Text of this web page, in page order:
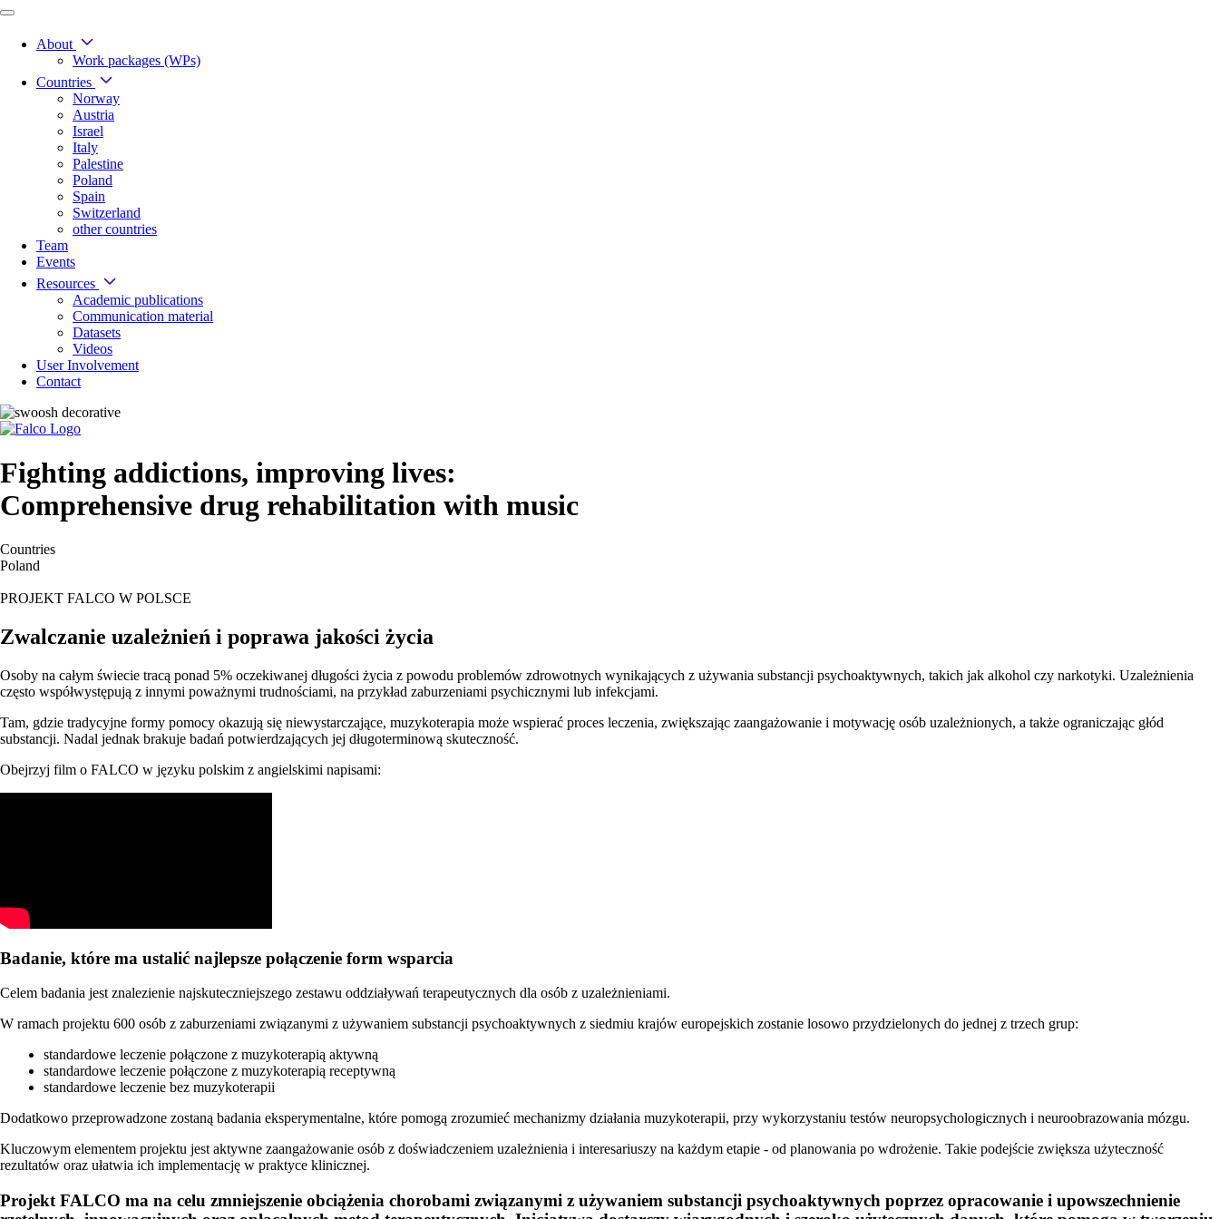
About
Work packages (WPs)
Countries
Norway
Austria
Israel
Italy
Palestine
Poland
Spain
Switzerland
other countries
Team
Events
Resources
Academic publications
Communication material
Datasets
Videos
User Involvement
Contact
Fighting addictions, improving lives:
Comprehensive drug rehabilitation with music
Countries
Poland
PROJEKT FALCO W POLSCE
Zwalczanie uzależnień i poprawa jakości życia
Osoby na całym świecie tracą ponad 5% oczekiwanej długości życia z powodu problemów zdrowotnych wynikających z używania substancji psychoaktywnych, takich jak alkohol czy narkotyki. Uzależnienia
często współwystępują z innymi poważnymi trudnościami, na przykład zaburzeniami psychicznymi lub infekcjami.
Tam, gdzie tradycyjne formy pomocy okazują się niewystarczające, muzykoterapia może wspierać proces leczenia, zwiększając zaangażowanie i motywację osób uzależnionych, a także ograniczając głód
substancji. Nadal jednak brakuje badań potwierdzających jej długoterminową skuteczność.
Obejrzyj film o FALCO w języku polskim z angielskimi napisami:
Badanie, które ma ustalić najlepsze połączenie form wsparcia
Celem badania jest znalezienie najskuteczniejszego zestawu oddziaływań terapeutycznych dla osób z uzależnieniami.
W ramach projektu 600 osób z zaburzeniami związanymi z używaniem substancji psychoaktywnych z siedmiu krajów europejskich zostanie losowo przydzielonych do jednej z trzech grup:
standardowe leczenie połączone z muzykoterapią aktywną
standardowe leczenie połączone z muzykoterapią receptywną
standardowe leczenie bez muzykoterapii
Dodatkowo przeprowadzone zostaną badania eksperymentalne, które pomogą zrozumieć mechanizmy działania muzykoterapii, przy wykorzystaniu testów neuropsychologicznych i neuroobrazowania mózgu.
Kluczowym elementem projektu jest aktywne zaangażowanie osób z doświadczeniem uzależnienia i interesariuszy na każdym etapie - od planowania po wdrożenie. Takie podejście zwiększa użyteczność
rezultatów oraz ułatwia ich implementację w praktyce klinicznej.
Projekt FALCO ma na celu zmniejszenie obciążenia chorobami związanymi z używaniem substancji psychoaktywnych poprzez opracowanie i upowszechnienie